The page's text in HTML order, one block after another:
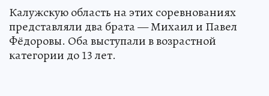
Калужскую область на этих соревнованиях
представляли два брата — Михаил и Павел
Фёдоровы. Оба выступали в возрастной
категории до 13 лет.